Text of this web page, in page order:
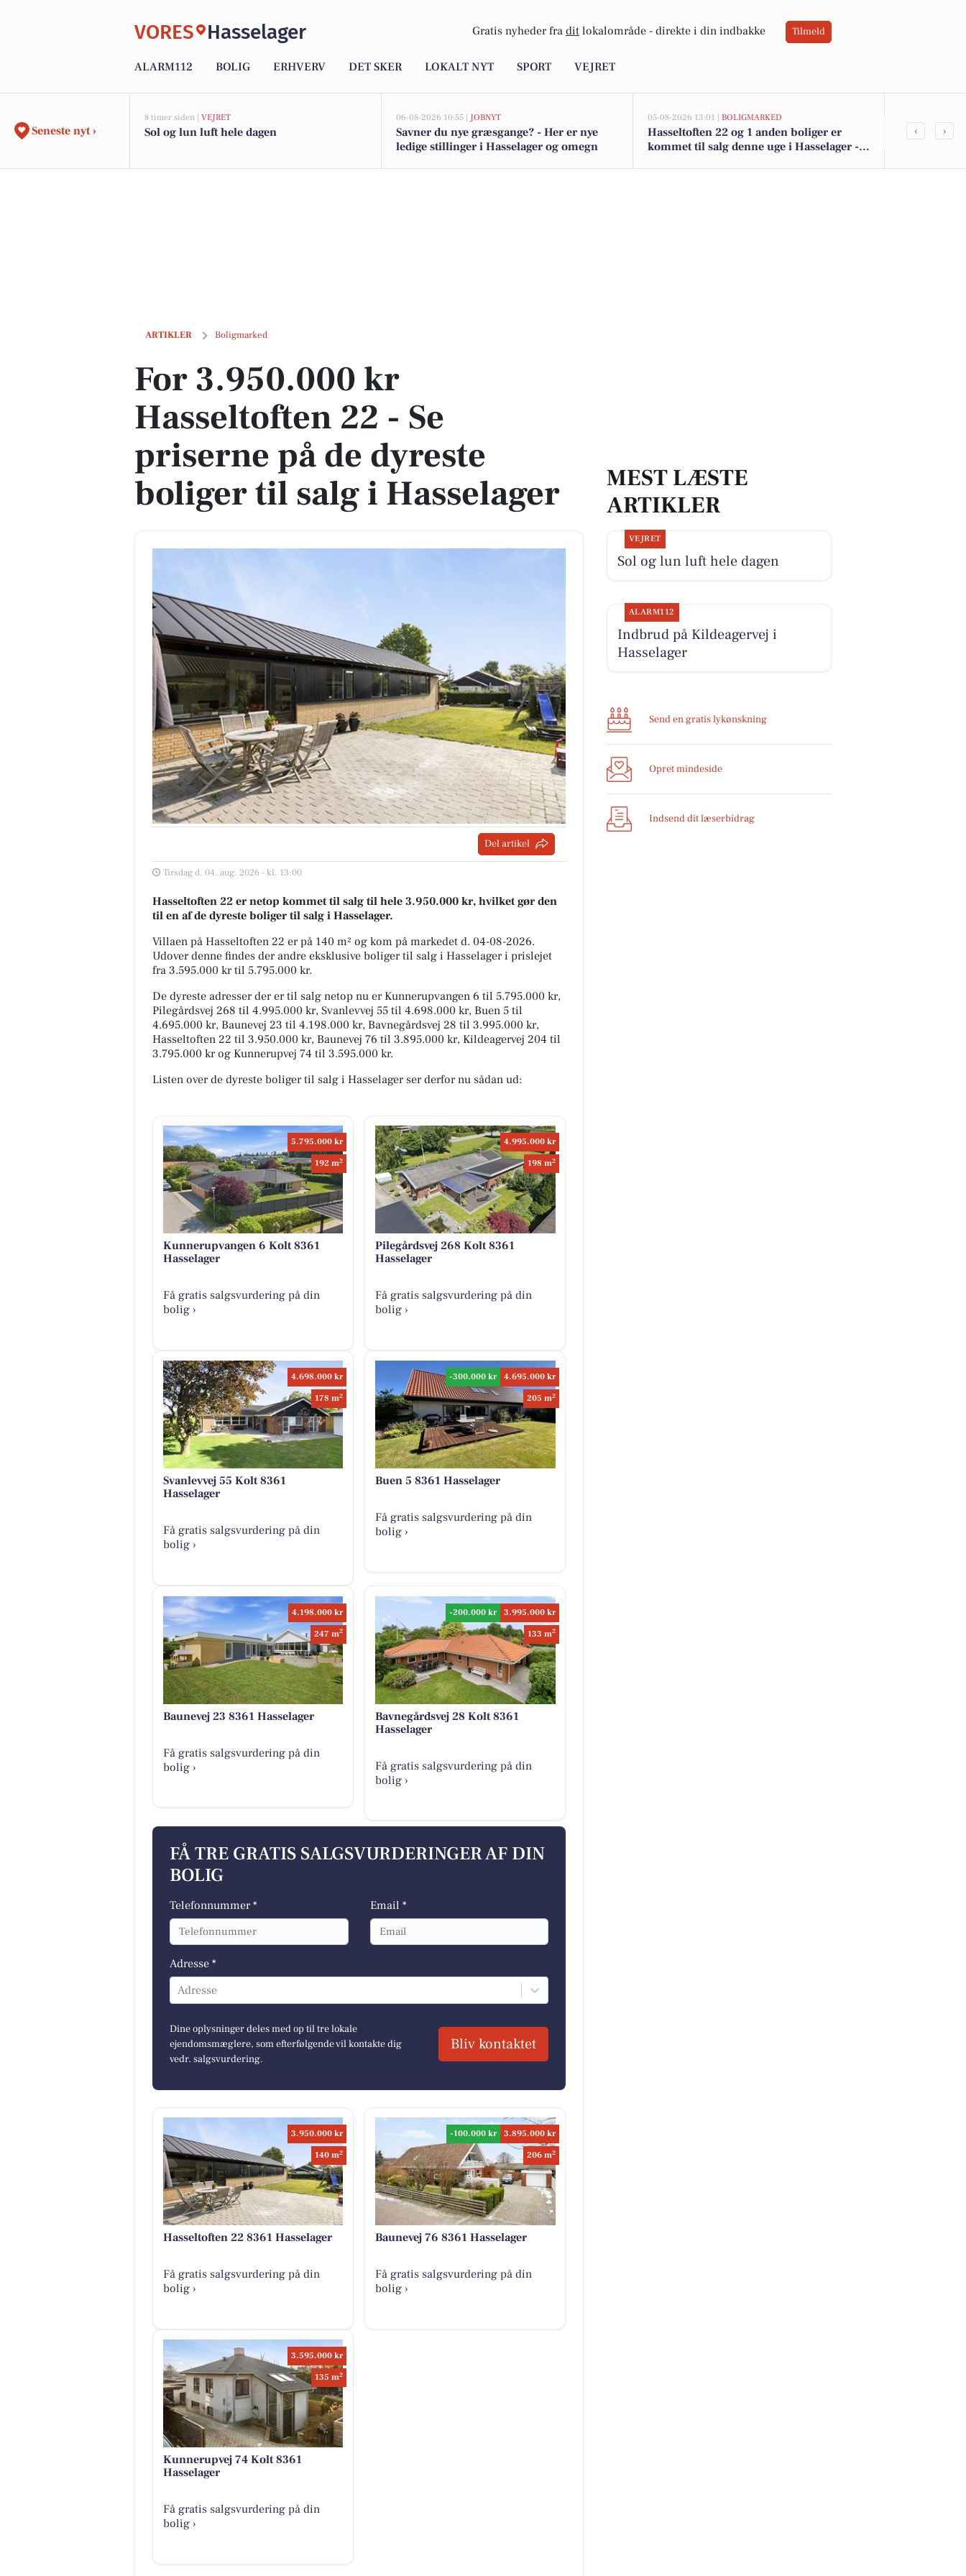
VORES Hasselager Gratis nyheder fra dit lokalområde - direkte i din indbakke Tilmeld
ALARM112 BOLIG ERHVERV DET SKER LOKALT NYT SPORT VEJRET
Seneste nyt ›
8 timer siden | VEJRET
Sol og lun luft hele dagen
06-08-2026 10:55 | JOBNYT
Savner du nye græsgange? - Her er nye
ledige stillinger i Hasselager og omegn
05-08-2026 13:01 | BOLIGMARKED
Hasseltoften 22 og 1 anden boliger er
kommet til salg denne uge i Hasselager -
Top 6 over
‹ ›
ARTIKLER Boligmarked
For 3.950.000 kr Hasseltoften 22 - Se priserne på de dyreste boliger til salg i Hasselager
For 3.950.000 kr
Hasseltoften 22 - Se
priserne på de dyreste
boliger til salg i Hasselager
Del artikel
Tirsdag d. 04. aug. 2026 - kl. 13:00
Hasseltoften 22 er netop kommet til salg til hele 3.950.000 kr, hvilket gør den
til en af de dyreste boliger til salg i Hasselager.
Villaen på Hasseltoften 22 er på 140 m² og kom på markedet d. 04-08-2026.
Udover denne findes der andre eksklusive boliger til salg i Hasselager i prislejet
fra 3.595.000 kr til 5.795.000 kr.
De dyreste adresser der er til salg netop nu er Kunnerupvangen 6 til 5.795.000 kr,
Pilegårdsvej 268 til 4.995.000 kr, Svanlevvej 55 til 4.698.000 kr, Buen 5 til
4.695.000 kr, Baunevej 23 til 4.198.000 kr, Bavnegårdsvej 28 til 3.995.000 kr,
Hasseltoften 22 til 3.950.000 kr, Baunevej 76 til 3.895.000 kr, Kildeagervej 204 til
3.795.000 kr og Kunnerupvej 74 til 3.595.000 kr.
Listen over de dyreste boliger til salg i Hasselager ser derfor nu sådan ud:
5.795.000 kr
192 m2
Kunnerupvangen 6 Kolt 8361
Hasselager
Få gratis salgsvurdering på din
bolig ›
4.995.000 kr
198 m2
Pilegårdsvej 268 Kolt 8361
Hasselager
Få gratis salgsvurdering på din
bolig ›
4.698.000 kr
178 m2
Svanlevvej 55 Kolt 8361
Hasselager
Få gratis salgsvurdering på din
bolig ›
-300.000 kr
4.695.000 kr
205 m2
Buen 5 8361 Hasselager
Få gratis salgsvurdering på din
bolig ›
4.198.000 kr
247 m2
Baunevej 23 8361 Hasselager
Få gratis salgsvurdering på din
bolig ›
-200.000 kr
3.995.000 kr
133 m2
Bavnegårdsvej 28 Kolt 8361
Hasselager
Få gratis salgsvurdering på din
bolig ›
FÅ TRE GRATIS SALGSVURDERINGER AF DIN
BOLIG
Telefonnummer * Email *
Adresse *
Adresse
Dine oplysninger deles med op til tre lokale
ejendomsmæglere, som efterfølgende vil kontakte dig
vedr. salgsvurdering.
Bliv kontaktet
3.950.000 kr
140 m2
Hasseltoften 22 8361 Hasselager
Få gratis salgsvurdering på din
bolig ›
-100.000 kr
3.895.000 kr
206 m2
Baunevej 76 8361 Hasselager
Få gratis salgsvurdering på din
bolig ›
3.595.000 kr
135 m2
Kunnerupvej 74 Kolt 8361
Hasselager
Få gratis salgsvurdering på din
bolig ›
MEST LÆSTE
ARTIKLER
VEJRET
Sol og lun luft hele dagen
ALARM112
Indbrud på Kildeagervej i
Hasselager
Send en gratis lykønskning
Opret mindeside
Indsend dit læserbidrag